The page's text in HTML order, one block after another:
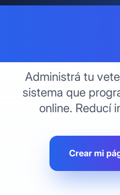
Administrá tu
sistema que
online. Reducí
Crear mi